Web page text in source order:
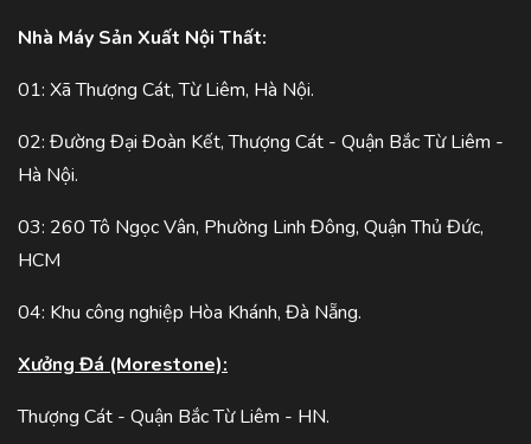
Nhà Máy Sản Xuất Nội Thất:
01: Xã Thượng Cát, Từ Liêm, Hà Nội.
02: Đường Đại Đoàn Kết, Thượng Cát - Quận Bắc Từ Liêm -
Hà Nội.
03: 260 Tô Ngọc Vân, Phường Linh Đông, Quận Thủ Đức,
HCM
04: Khu công nghiệp Hòa Khánh, Đà Nẵng.
Xưởng Đá (Morestone):
Thượng Cát - Quận Bắc Từ Liêm - HN.